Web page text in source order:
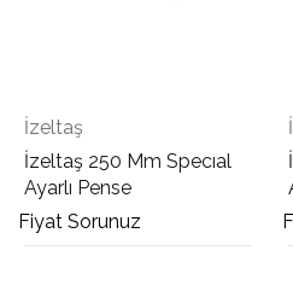
İzeltaş
İzeltaş 250 Mm Specıal
Ayarlı Pense
Fiyat Sorunuz